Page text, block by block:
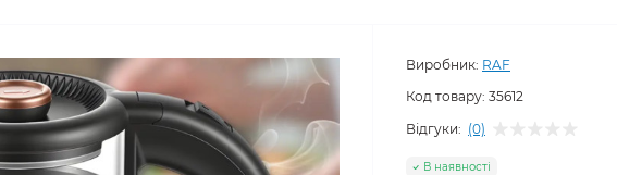
Виробник: RAF
Код товару: 35612
Відгуки: (0)
В наявності